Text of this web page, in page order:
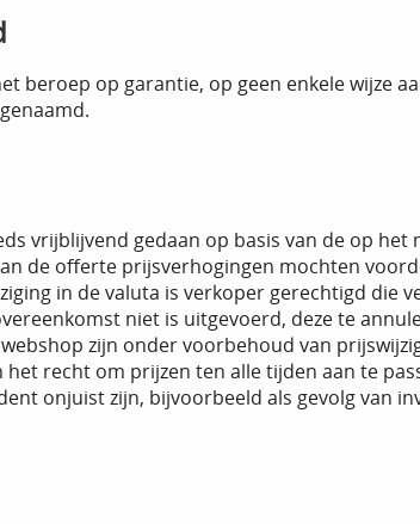
beroep op garantie, op geen enkele wijze
vrijblijvend gedaan op basis van de op
de offerte prijsverhogingen mochten
in de valuta is verkoper gerechtigd die
niet is uitgevoerd, deze te
zijn onder voorbehoud van
het recht om prijzen ten alle tijden aan te
onjuist zijn, bijvoorbeeld als gevolg van